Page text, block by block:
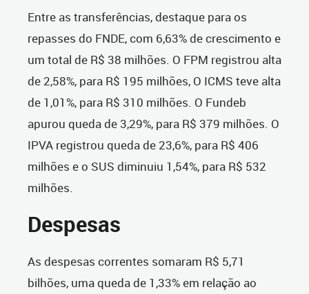
Entre as transferências, destaque para os
repasses do FNDE, com 6,63% de crescimento e
um total de R$ 38 milhões. O FPM registrou alta
de 2,58%, para R$ 195 milhões, O ICMS teve alta
de 1,01%, para R$ 310 milhões. O Fundeb
apurou queda de 3,29%, para R$ 379 milhões. O
IPVA registrou queda de 23,6%, para R$ 406
milhões e o SUS diminuiu 1,54%, para R$ 532
milhões.
Despesas
As despesas correntes somaram R$ 5,71
bilhões, uma queda de 1,33% em relação ao